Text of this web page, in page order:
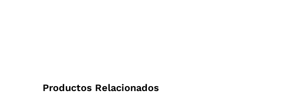
Productos Relacionados